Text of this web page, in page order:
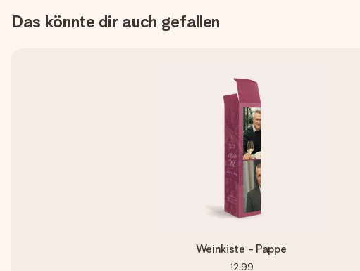
Das könnte dir auch gefallen
Weinkiste - Pappe
12,99